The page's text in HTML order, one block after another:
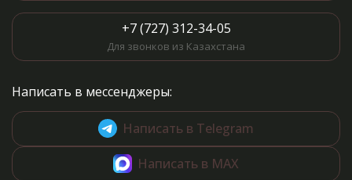
+7 (727) 312-34-05
Для звонков из Казахстана
Написать в мессенджеры:
Написать в Telegram
Написать в MAX